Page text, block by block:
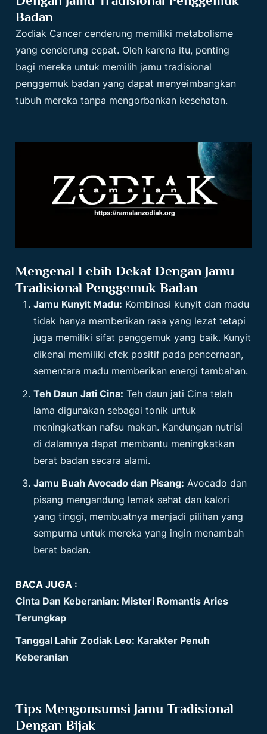
Badan
Zodiak Cancer cenderung memiliki metabolisme
yang cenderung cepat. Oleh karena itu, penting
bagi mereka untuk memilih jamu tradisional
penggemuk badan yang dapat menyeimbangkan
tubuh mereka tanpa mengorbankan kesehatan.
Mengenal Lebih Dekat Dengan Jamu
Tradisional Penggemuk Badan
Jamu Kunyit Madu: Kombinasi kunyit dan madu
tidak hanya memberikan rasa yang lezat tetapi
juga memiliki sifat penggemuk yang baik. Kunyit
dikenal memiliki efek positif pada pencernaan,
sementara madu memberikan energi tambahan.
Teh Daun Jati Cina: Teh daun jati Cina telah
lama digunakan sebagai tonik untuk
meningkatkan nafsu makan. Kandungan nutrisi
di dalamnya dapat membantu meningkatkan
berat badan secara alami.
Jamu Buah Avocado dan Pisang: Avocado dan
pisang mengandung lemak sehat dan kalori
yang tinggi, membuatnya menjadi pilihan yang
sempurna untuk mereka yang ingin menambah
berat badan.
BACA JUGA :
Cinta Dan Keberanian: Misteri Romantis Aries
Terungkap
Tanggal Lahir Zodiak Leo: Karakter Penuh
Keberanian
Tips Mengonsumsi Jamu Tradisional
Dengan Bijak